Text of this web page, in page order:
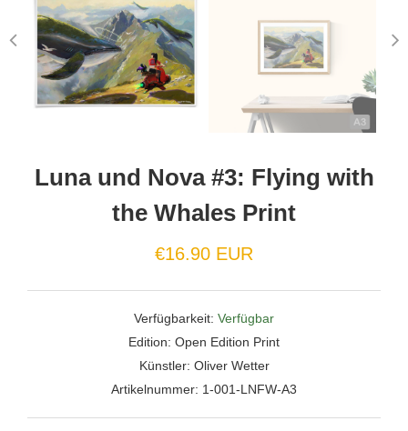
Luna und Nova #3: Flying with
the Whales Print
€16.90 EUR
Verfügbarkeit: Verfügbar
Edition: Open Edition Print
Künstler: Oliver Wetter
Artikelnummer: 1-001-LNFW-A3